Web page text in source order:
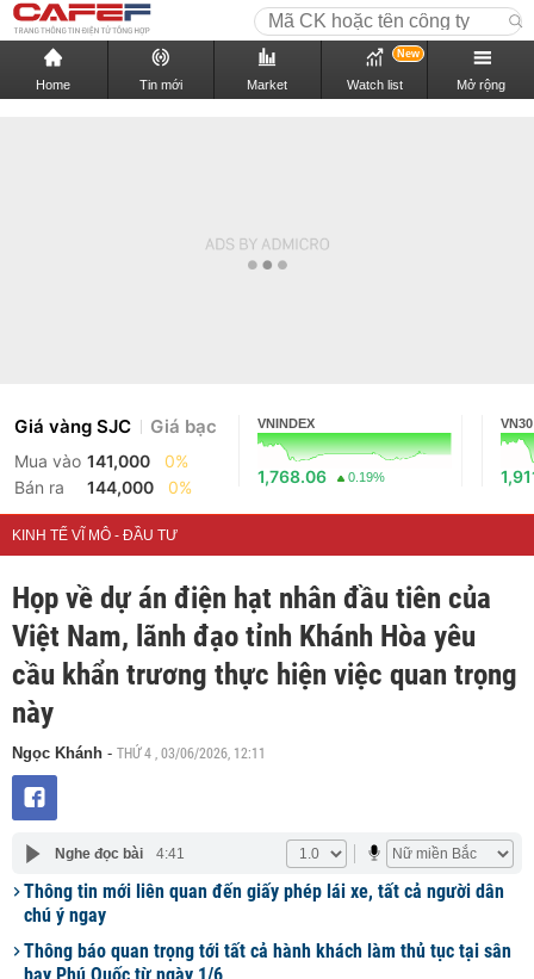
Home Tin mới Market Watch list
New
Mở rộng
Giá vàng SJC Giá bạc
Mua vào 141,000
0%
Bán ra
144,000 0%
VNINDEX
1,768.06 0.19%
VN30
KINH TẾ VĨ MÔ - ĐẦU TƯ
Họp về dự án điện hạt nhân đầu tiên của
Việt Nam, lãnh đạo tỉnh Khánh Hòa yêu
cầu khẩn trương thực hiện việc quan trọng
này
Ngọc Khánh - THỨ 4 , 03/06/2026, 12:11
Nghe đọc bài 4:41
Thông tin mới liên quan đến giấy phép lái xe, tất cả người dân
chú ý ngay
Thông báo quan trọng tới tất cả hành khách làm thủ tục tại sân